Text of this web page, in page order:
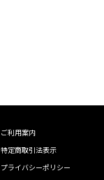
ご利用案内
特定商取引法表示
プライバシーポリシー